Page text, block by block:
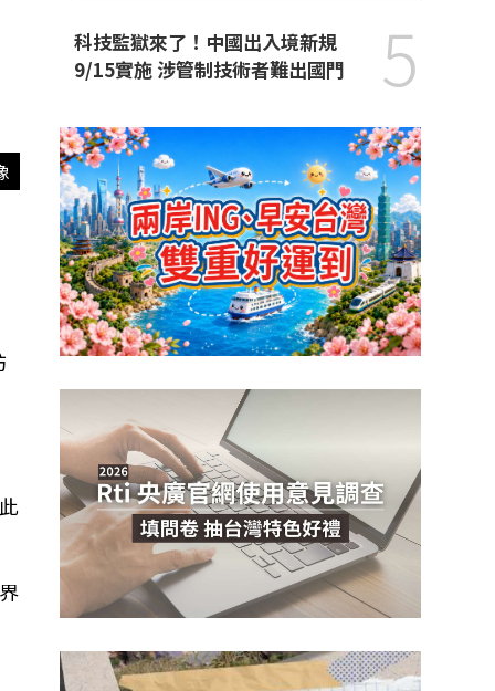
科技監獄來了！中國出入境新規
9/15實施 涉管制技術者難出國門
5